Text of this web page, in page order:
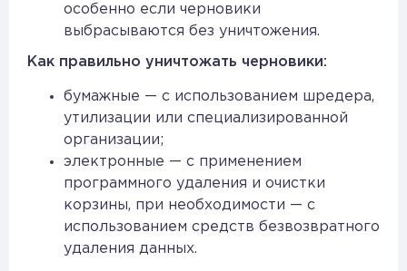
особенно если черновики
выбрасываются без уничтожения.
Как правильно уничтожать черновики:
бумажные — с использованием шредера,
утилизации или специализированной
организации;
электронные — с применением
программного удаления и очистки
корзины, при необходимости — с
использованием средств безвозвратного
удаления данных.